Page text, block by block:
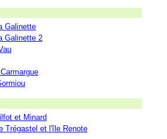
Galinette
Galinette 2
et Minard
Trégastel et l'île Renote